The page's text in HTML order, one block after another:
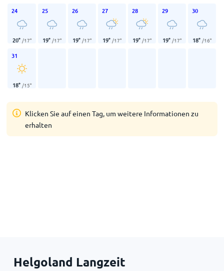
24
20° /17°
25
19° /17°
26
19° /17°
27
19° /17°
28
19° /17°
29
19° /17°
30
18° /16°
31
18° /15°
Klicken Sie auf einen Tag, um weitere Informationen zu
erhalten
Helgoland Langzeit